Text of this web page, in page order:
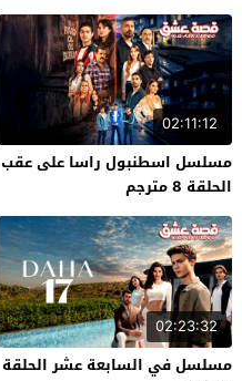
02:11:12
مسلسل اسطنبول راسا على عقب
الحلقة 8 مترجم
02:23:32
مسلسل في السابعة عشر الحلقة